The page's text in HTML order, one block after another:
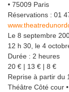
• 75009 Paris
Réservations : 01
Le 8 septembre
12 h 30, le 4
Durée : 2 heures
20 € | 13 € | 8 €
Reprise à partir du
Théâtre Côté cour